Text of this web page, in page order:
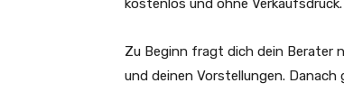
kostenlos und ohne Verkaufsdruck.
Zu Beginn fragt dich dein Berater
und deinen Vorstellungen.